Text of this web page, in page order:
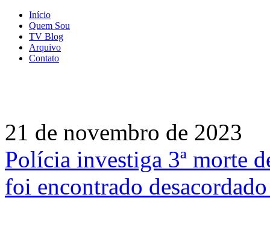
Início
Quem Sou
TV Blog
Arquivo
Contato
21 de novembro de 2023
Polícia investiga 3ª morte
foi encontrado